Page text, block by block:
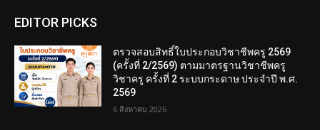
EDITOR PICKS
ตรวจสอบสิทธิ์ใบประกอบวิชาชีพครู 2569
(ครั้งที่ 2/2569) ตามมาตรฐานวิชาชีพครู
วิชาครู ครั้งที่ 2 ระบบกระดาษ ประจำปี พ.ศ.
2569
6 สิงหาคม 2026